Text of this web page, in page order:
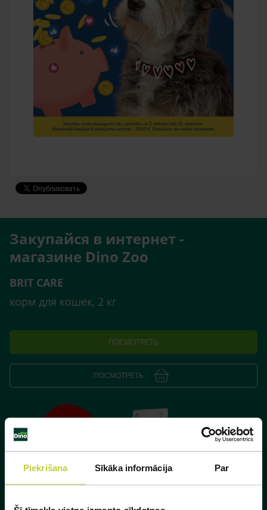
Piekrišana Sīkāka informācija Par
Закупайся в интернет -
магазине Dino Zoo
BRIT CARE
корм для кошек, 2 кг
ПОСМОТРЕТЬ
ПОСМОТРЕТЬ